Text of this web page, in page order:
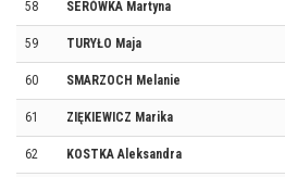
58 SERÓWKA Martyna
59 TURYŁO Maja
60 SMARZOCH Melanie
61 ZIĘKIEWICZ Marika
62 KOSTKA Aleksandra